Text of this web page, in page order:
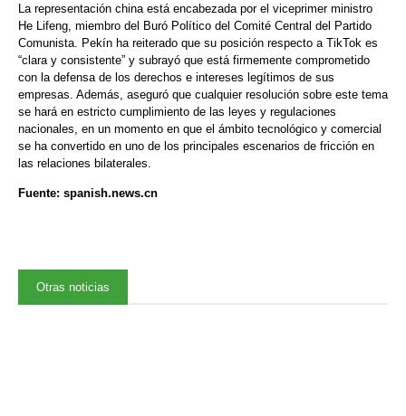
La representación china está encabezada por el viceprimer ministro
He Lifeng, miembro del Buró Político del Comité Central del Partido
Comunista. Pekín ha reiterado que su posición respecto a TikTok es
“clara y consistente” y subrayó que está firmemente comprometido
con la defensa de los derechos e intereses legítimos de sus
empresas. Además, aseguró que cualquier resolución sobre este tema
se hará en estricto cumplimiento de las leyes y regulaciones
nacionales, en un momento en que el ámbito tecnológico y comercial
se ha convertido en uno de los principales escenarios de fricción en
las relaciones bilaterales.
Fuente: spanish.news.cn
Otras noticias